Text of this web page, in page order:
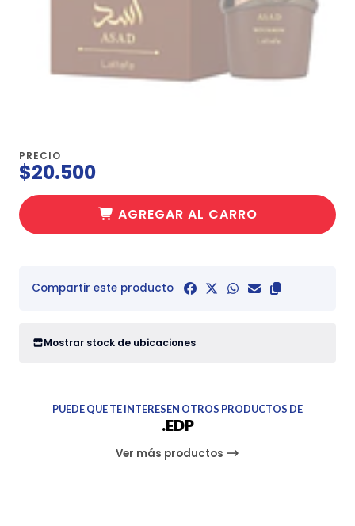
PRECIO
$20.500
AGREGAR AL CARRO
Compartir este producto
Mostrar stock de ubicaciones
PUEDE QUE TE INTERESEN OTROS PRODUCTOS DE
.EDP
Ver más productos